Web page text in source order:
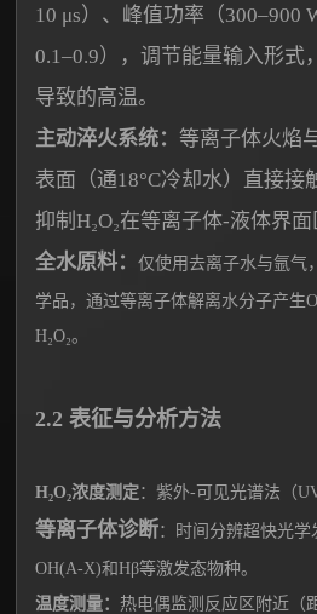
10 μs）、峰值功率（300–900
0.1–0.9），调节能量输入形式
导致的高温。
主动淬火系统：等离子体火焰
表面（通18°C冷却水）直接接
抑制H₂O₂在等离子体-液体界面
全水原料：仅使用去离子水与氩气
学品，通过等离子体解离水分子产生
H₂O₂。
2.2 表征与分析方法
H₂O₂浓度测定：紫外-可见光谱法（
等离子体诊断：时间分辨超快光学
OH(A-X)和Hβ等激发态物种。
温度测量：热电偶监测反应区附近（